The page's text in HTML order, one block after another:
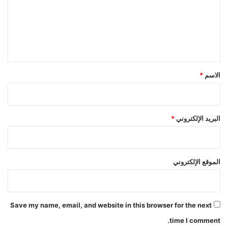
*
الاسم *
البريد الإلكتروني*
الموقع الإلكتروني
Save my name, email, and website in this browser for the next
time I comment.